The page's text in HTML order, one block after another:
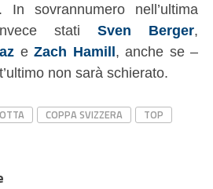
. In sovrannumero nell’ultima
invece statiSven Berger,
eZach Hamill, anche se –
non sarà schierato.
COPPA SVIZZERA
TOP